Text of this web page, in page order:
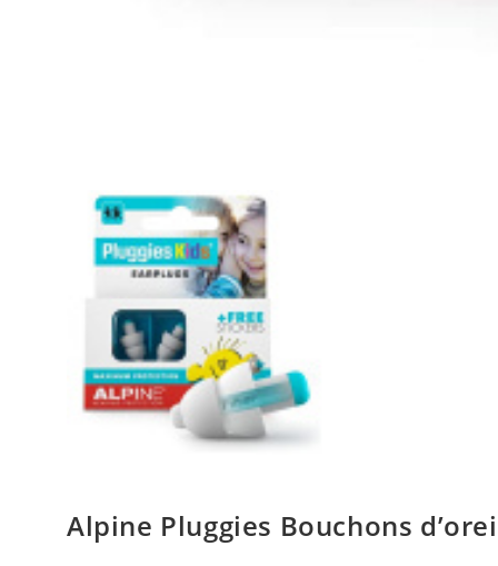
Alpine Pluggies Bouchons